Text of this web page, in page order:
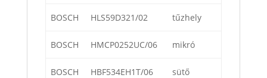
BOSCH HLS59D321/02 tűzhely
BOSCH HMCP0252UC/06 mikró
BOSCH HBF534EH1T/06 sütő